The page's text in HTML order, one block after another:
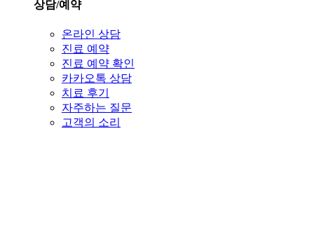
상담/예약
온라인 상담
진료 예약
진료 예약 확인
카카오톡 상담
치료 후기
자주하는 질문
고객의 소리